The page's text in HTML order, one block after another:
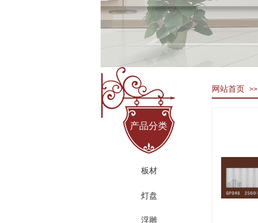
网站首页 >>
产品分类
板材
灯盘
浮雕